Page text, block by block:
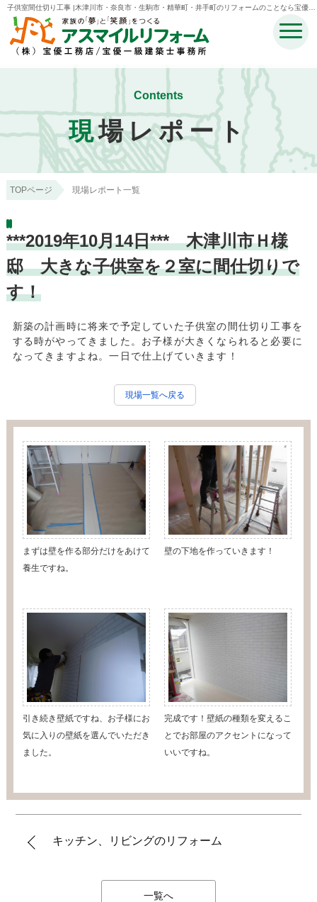
子供室間仕切り工事 |木津川市・奈良市・生駒市・精華町・井手町のリフォームのことなら宝優工
務店アスマイルリフォーム
Contents
現場レポート
TOPページ 現場レポート一覧
***2019年10月14日*** 木津川市Ｈ様
邸 大きな子供室を２室に間仕切りで
す！
新築の計画時に将来で予定していた子供室の間仕切り工事を
する時がやってきました。お子様が大きくなられると必要に
なってきますよね。一日で仕上げていきます！
現場一覧へ戻る
まずは壁を作る部分だけをあけて
養生ですね。
壁の下地を作っていきます！
引き続き壁紙ですね、お子様にお
気に入りの壁紙を選んでいただき
ました。
完成です！壁紙の種類を変えるこ
とでお部屋のアクセントになって
いいですね。
キッチン、リビングのリフォーム
一覧へ